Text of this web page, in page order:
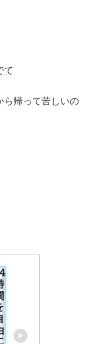
て
ら帰って苦しいの